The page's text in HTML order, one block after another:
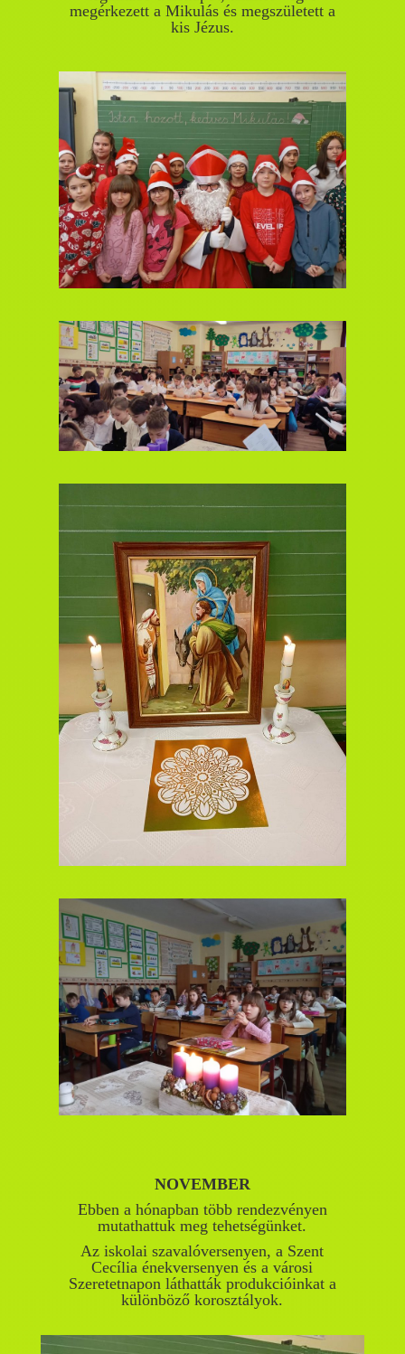
megérkezett a Mikulás és megszületett a
kis Jézus.
NOVEMBER
Ebben a hónapban több rendezvényen
mutathattuk meg tehetségünket.
Az iskolai szavalóversenyen, a Szent
Cecília énekversenyen és a városi
Szeretetnapon láthatták produkcióinkat a
különböző korosztályok.